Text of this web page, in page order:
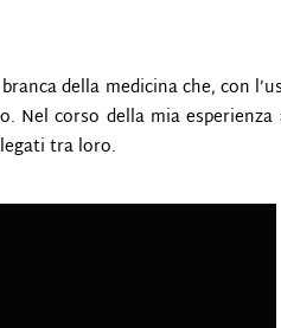
della medicina che, con
Nel corso della mia
tra loro.